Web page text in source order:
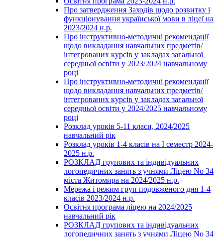
Про затвердження Заходів щодо розвитку і
функціонування української мови в ліцеї на
2023/2024 н.р.
Про інструктивно-методичні рекомендації
щодо викладання навчальних предметів/
інтегрованих курсів у закладах загальної
середньої освіти у 2023/2024 навчальному
році
Про інструктивно-методичні рекомендації
щодо викладання навчальних предметів/
інтегрованих курсів у закладах загальної
середньої освіти у 2024/2025 навчальному
році
Розклад уроків 5-11 класи, 2024/2025
навчальний рік
Розклад уроків 1-4 класів на І семестр 2024-
2025 н.р.
РОЗКЛАД групових та індивідуальних
логопедичних занять з учнями Ліцею No 34
міста Житомира на 2024/2025 н.р.
Мережа і режим груп подовженого дня 1-4
класів 2023/2024 н.р.
Освітня програма ліцею на 2024/2025
навчальний рік
РОЗКЛАД групових та індивідуальних
логопедичних занять з учнями Ліцею No 34